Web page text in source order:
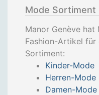
Mode Sortiment
Manor Genève hat
Fashion-Artikel für
Sortiment:
Kinder-Mode
Herren-Mode
Damen-Mode